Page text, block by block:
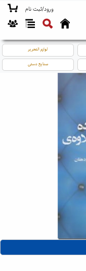
ورود/ثبت نام
لوازم التحریر
صنایع دستی